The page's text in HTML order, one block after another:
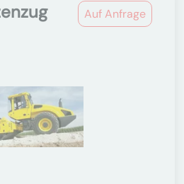
Auf Anfrage